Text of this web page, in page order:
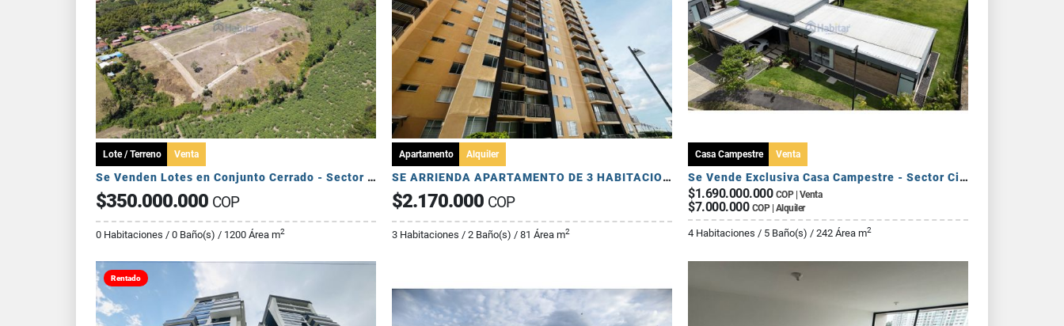
Lote / Terreno Venta
Se Venden Lotes en Conjunto Cerrado - Sector Pueblo Tapado
$350.000.000 COP
0 Habitaciones / 0 Baño(s) / 1200 Área m2
Apartamento Alquiler
SE ARRIENDA APARTAMENTO DE 3 HABITACIONES - AV 19 NORTE
$2.170.000 COP
3 Habitaciones / 2 Baño(s) / 81 Área m2
Casa Campestre Venta
Se Vende Exclusiva Casa Campestre - Sector Circasia
$1.690.000.000 COP | Venta
$7.000.000 COP | Alquiler
4 Habitaciones / 5 Baño(s) / 242 Área m2
Rentado